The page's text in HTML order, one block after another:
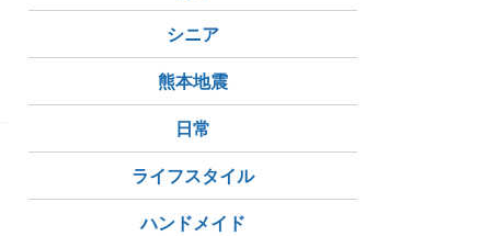
シニア
熊本地震
日常
ライフスタイル
ハンドメイド